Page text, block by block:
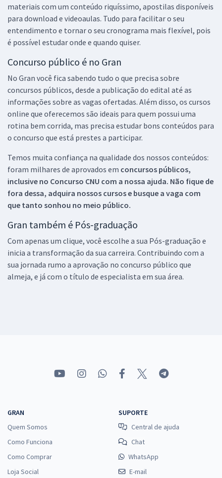
materiais com um conteúdo riquíssimo, apostilas disponíveis
para download e videoaulas. Tudo para facilitar o seu
entendimento e tornar o seu cronograma mais flexível, pois
é possível estudar onde e quando quiser.
Concurso público é no Gran
No Gran você fica sabendo tudo o que precisa sobre
concursos públicos, desde a publicação do edital até as
informações sobre as vagas ofertadas. Além disso, os cursos
online que oferecemos são ideais para quem possui uma
rotina bem corrida, mas precisa estudar bons conteúdos para
o concurso que está prestes a participar.
Temos muita confiança na qualidade dos nossos conteúdos:
foram milhares de aprovados em concursos públicos,
inclusive no Concurso CNU com a nossa ajuda. Não fique de
fora dessa, adquira nossos cursos e busque a vaga com
que tanto sonhou no meio público.
Gran também é Pós-graduação
Com apenas um clique, você escolhe a sua Pós-graduação e
inicia a transformação da sua carreira. Contribuindo com a
sua jornada rumo a aprovação no concurso público que
almeja, e já com o título de especialista em sua área.
GRAN
Quem Somos
Como Funciona
Como Comprar
Loja Social
SUPORTE
Central de ajuda
Chat
WhatsApp
E-mail